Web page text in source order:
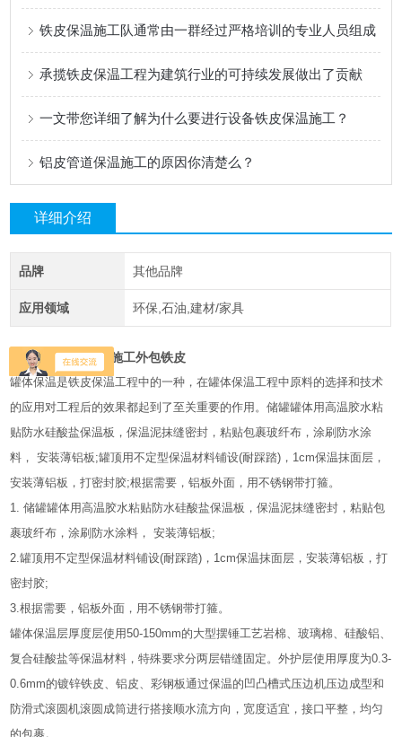
铁皮保温施工队通常由一群经过严格培训的专业人员组成
承揽铁皮保温工程为建筑行业的可持续发展做出了贡献
一文带您详细了解为什么要进行设备铁皮保温施工？
铝皮管道保温施工的原因你清楚么？
详细介绍
品牌 其他品牌
应用领域 环保,石油,建材/家具
陕西咸阳橡塑保温施工外包铁皮
罐体保温是铁皮保温工程中的一种，在罐体保温工程中原料的选择和技术
的应用对工程后的效果都起到了至关重要的作用。储罐罐体用高温胶水粘
贴防水硅酸盐保温板，保温泥抹缝密封，粘贴包裹玻纤布，涂刷防水涂
料， 安装薄铝板;罐顶用不定型保温材料铺设(耐踩踏)，1cm保温抹面层，
安装薄铝板，打密封胶;根据需要，铝板外面，用不锈钢带打箍。
1. 储罐罐体用高温胶水粘贴防水硅酸盐保温板，保温泥抹缝密封，粘贴包
裹玻纤布，涂刷防水涂料， 安装薄铝板;
2.罐顶用不定型保温材料铺设(耐踩踏)，1cm保温抹面层，安装薄铝板，打
密封胶;
3.根据需要，铝板外面，用不锈钢带打箍。
罐体保温层厚度层使用50-150mm的大型摆锤工艺岩棉、玻璃棉、硅酸铝、
复合硅酸盐等保温材料，特殊要求分两层错缝固定。外护层使用厚度为0.3-
0.6mm的镀锌铁皮、铝皮、彩钢板通过保温的凹凸槽式压边机压边成型和
防滑式滚圆机滚圆成筒进行搭接顺水流方向，宽度适宜，接口平整，均匀
的包裹。